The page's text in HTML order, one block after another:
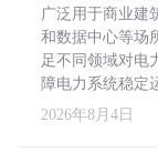
广泛用于商业建
和数据中心等场
足不同领域对电
障电力系统稳定
2026年8月4日